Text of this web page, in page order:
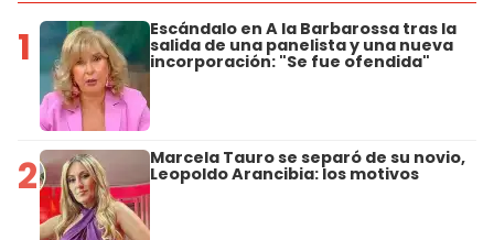
1 Escándalo en A la Barbarossa tras la
salida de una panelista y una nueva
incorporación: "Se fue ofendida"
2 Marcela Tauro se separó de su novio,
Leopoldo Arancibia: los motivos